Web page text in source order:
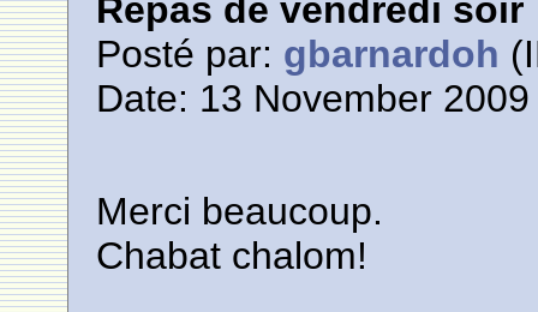
Repas de vendredi soir
Posté par: gbarnardoh
Date: 13 November
Merci beaucoup.
Chabat chalom!